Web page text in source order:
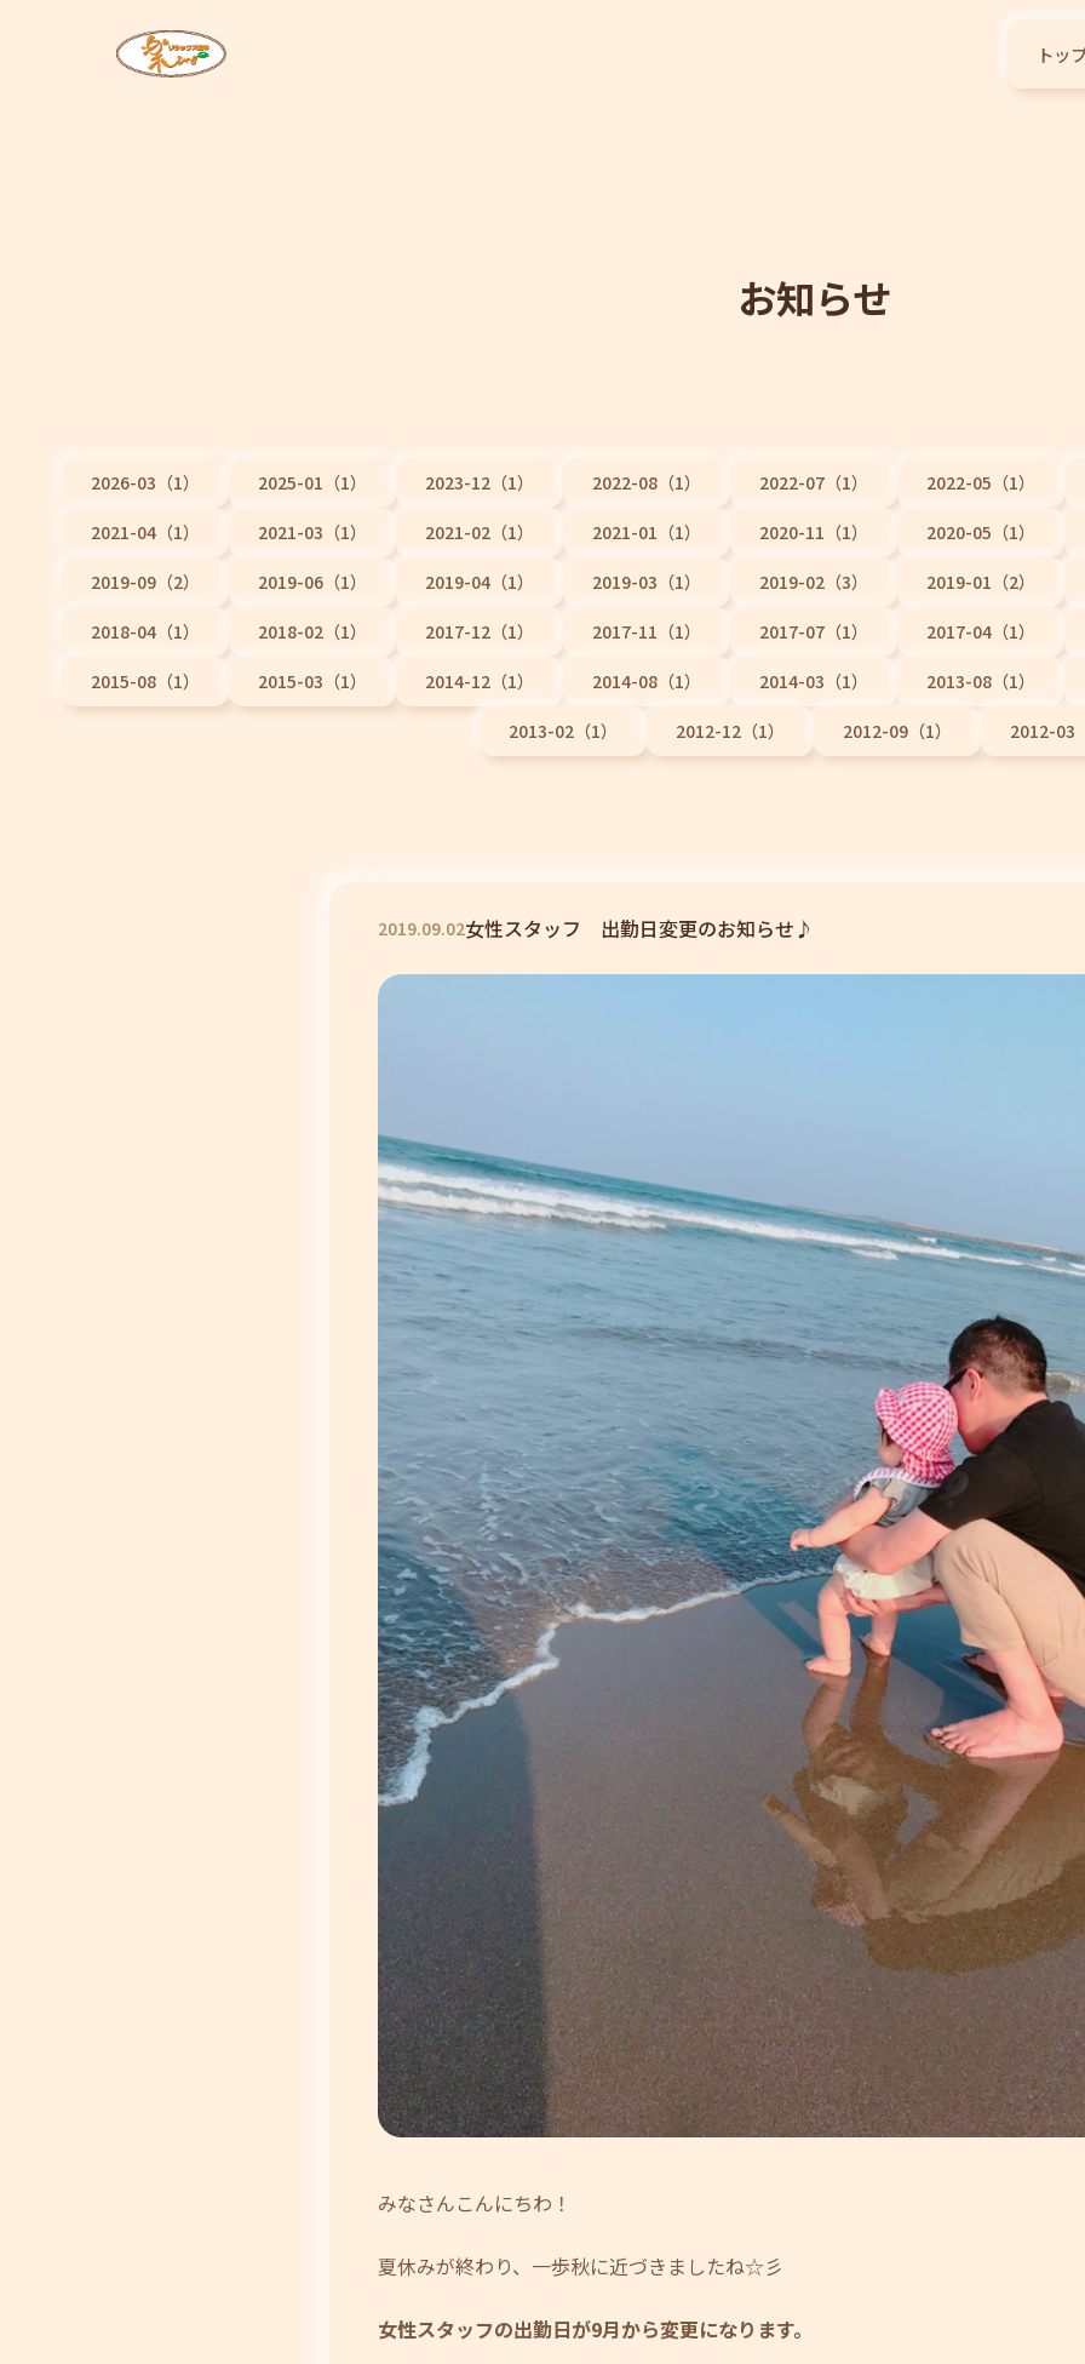
トッ
お知らせ
2026-03（1） 2025-01（1） 2023-12（1） 2022-08（1） 2022-07（1） 2022-05（1）
2021-04（1） 2021-03（1） 2021-02（1） 2021-01（1） 2020-11（1） 2020-05（1）
2019-09（2） 2019-06（1） 2019-04（1） 2019-03（1） 2019-02（3） 2019-01（2）
2018-04（1） 2018-02（1） 2017-12（1） 2017-11（1） 2017-07（1） 2017-04（1）
2015-08（1） 2015-03（1） 2014-12（1） 2014-08（1） 2014-03（1） 2013-08（1）
2013-02（1） 2012-12（1） 2012-09（1） 2012-03
2019.09.02女性スタッフ 出勤日変更のお知らせ♪
みなさんこんにちわ！
夏休みが終わり、一歩秋に近づきましたね☆彡
女性スタッフの出勤日が9月から変更になります。